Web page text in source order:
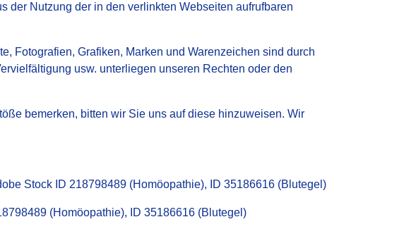
der Nutzung der in den verlinkten Webseiten aufrufbaren
Fotografien, Grafiken, Marken und Warenzeichen sind durch
usw. unterliegen unseren Rechten oder den
bemerken, bitten wir Sie uns auf diese hinzuweisen. Wir
Stock ID 218798489 (Homöopathie), ID 35186616 (Blutegel)
(Homöopathie), ID 35186616 (Blutegel)